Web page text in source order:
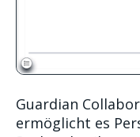
Guardian
ermöglicht es